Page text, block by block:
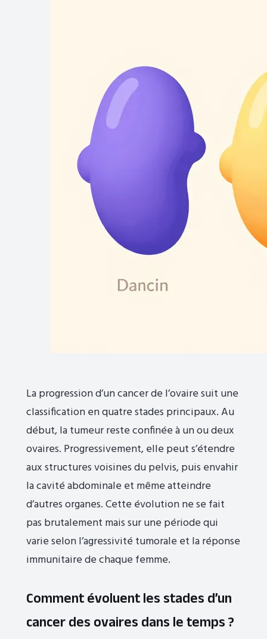
La progression d’un cancer de l’ovaire suit une
classification en quatre stades principaux. Au
début, la tumeur reste confinée à un ou deux
ovaires. Progressivement, elle peut s’étendre
aux structures voisines du pelvis, puis envahir
la cavité abdominale et même atteindre
d’autres organes. Cette évolution ne se fait
pas brutalement mais sur une période qui
varie selon l’agressivité tumorale et la réponse
immunitaire de chaque femme.
Comment évoluent les stades d’un
cancer des ovaires dans le temps ?